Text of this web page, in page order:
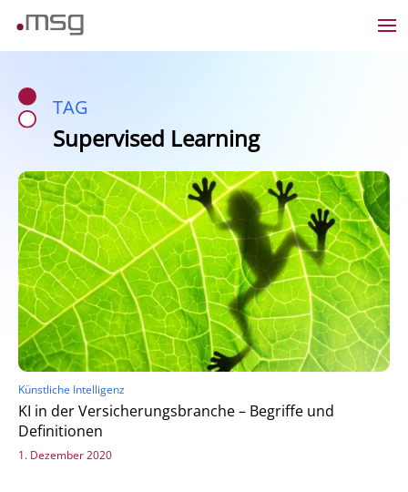
TAG
Supervised Learning
Künstliche Intelligenz
KI in der Versicherungsbranche – Begriffe und
Definitionen
1. Dezember 2020